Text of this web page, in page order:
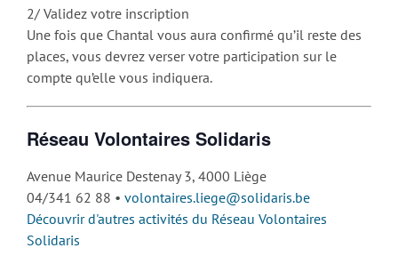
2/ Validez votre inscription
Une fois que Chantal vous aura confirmé qu’il reste des
places, vous devrez verser votre participation sur le
compte qu’elle vous indiquera.
Réseau Volontaires Solidaris
Avenue Maurice Destenay 3, 4000 Liège
04/341 62 88 • volontaires.liege@solidaris.be
Découvrir d'autres activités du Réseau Volontaires
Solidaris